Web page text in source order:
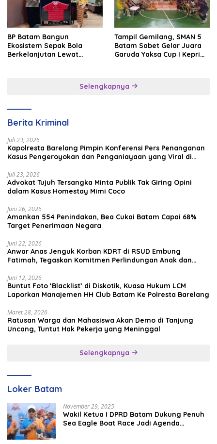
BP Batam Bangun
Ekosistem Sepak Bola
Berkelanjutan Lewat
Tampil Gemilang, SMAN 5
Batam Sabet Gelar Juara
Garuda Yaksa Cup I Kepri
Selengkapnya
Berita Kriminal
Juli 23, 2026
Kapolresta Barelang Pimpin Konferensi Pers Penanganan
Kasus Pengeroyokan dan Penganiayaan yang Viral di
Juli 23, 2026
Advokat Tujuh Tersangka Minta Publik Tak Giring Opini
dalam Kasus Homestay Mimi Coco
Juni 26, 2026
Amankan 554 Penindakan, Bea Cukai Batam Capai 68%
Target Penerimaan Negara
Juni 22, 2026
Anwar Anas Jenguk Korban KDRT di RSUD Embung
Fatimah, Tegaskan Komitmen Perlindungan Anak dan
Juni 12, 2026
Buntut Foto ‘Blacklist’ di Diskotik, Kuasa Hukum LCM
Laporkan Manajemen HH Club Batam Ke Polresta Barelang
Maret 28, 2026
Ratusan Warga dan Mahasiswa Akan Demo di Tanjung
Uncang, Tuntut Hak Pekerja yang Meninggal
Selengkapnya
Loker Batam
November 29, 2025
Wakil Ketua I DPRD Batam Dukung Penuh
Sea Eagle Boat Race Jadi Agenda